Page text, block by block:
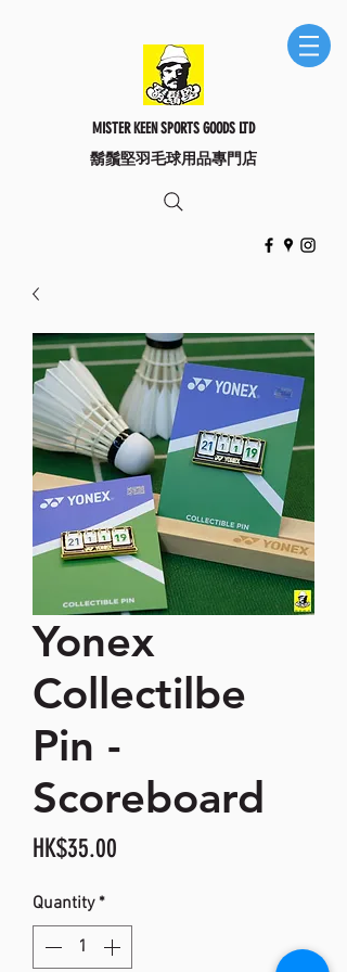
MISTER KEEN SPORTS GOODS LTD
​鬍鬚堅羽毛球用品專門店
Yonex
Collectilbe
Pin -
Scoreboard
HK$35.00
Quantity *